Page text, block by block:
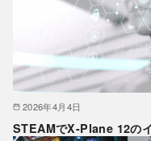
2026年4月4日
STEAMでX-Plane 12の